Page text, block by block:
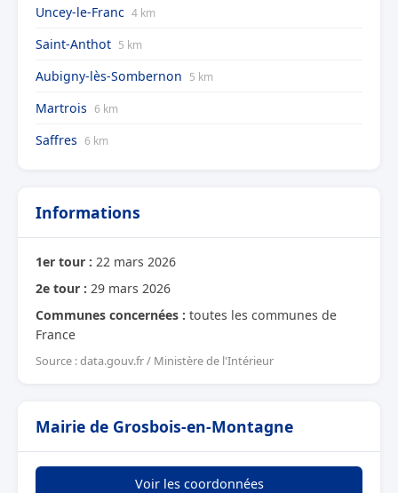
Uncey-le-Franc 4 km
Saint-Anthot 5 km
Aubigny-lès-Sombernon 5 km
Martrois 6 km
Saffres 6 km
Informations
1er tour : 22 mars 2026
2e tour : 29 mars 2026
Communes concernées : toutes les communes de
France
Source : data.gouv.fr / Ministère de l'Intérieur
Mairie de Grosbois-en-Montagne
Voir les coordonnées